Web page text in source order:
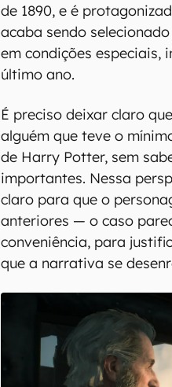
de 1890, e é
acaba sendo
em condições especiais,
último ano.
É preciso deixar claro
alguém que teve o
de Harry Potter, sem
importantes. Nessa
claro para que o
anteriores — o caso
conveniência, para
que a narrativa se